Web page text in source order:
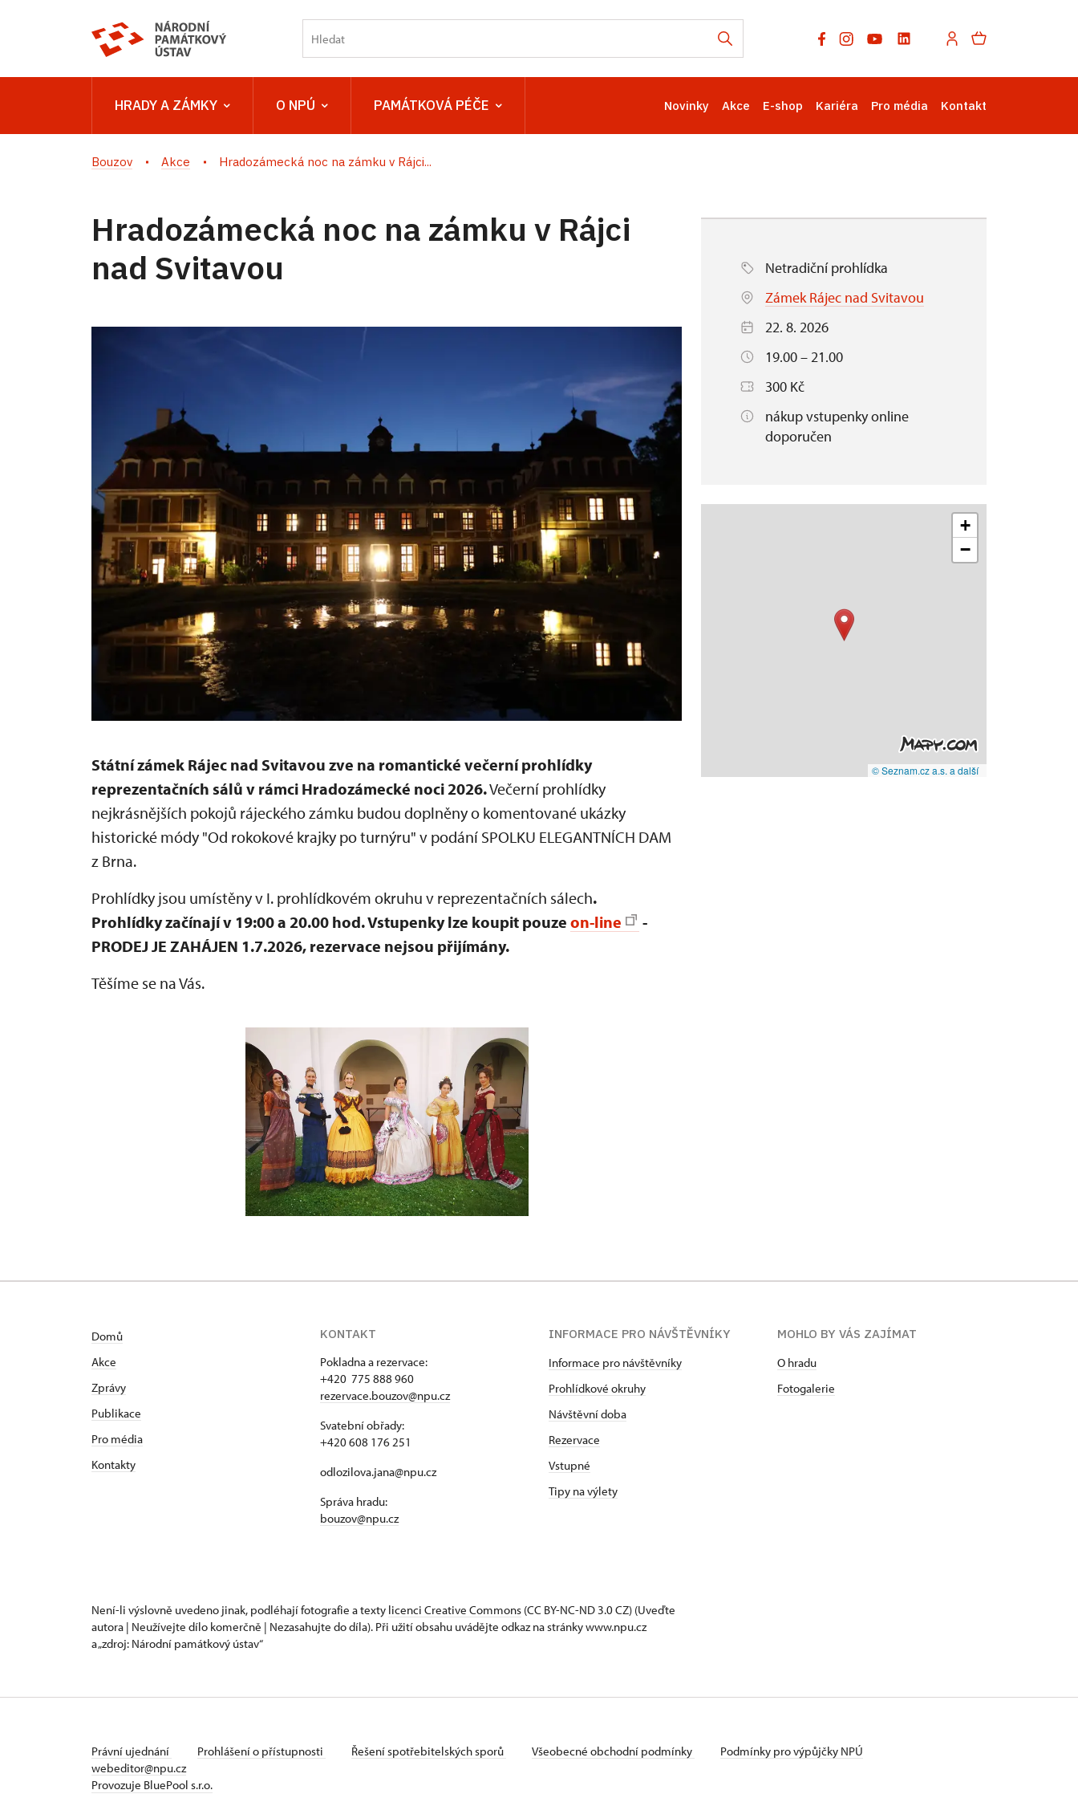
HRADY A ZÁMKY O NPÚ PAMÁTKOVÁ PÉČE Novinky Akce E-shop Kariéra Pro média Kontakt
Bouzov Akce Hradozámecká noc na zámku v Rájci...
Hradozámecká noc na zámku v Rájci
nad Svitavou
Státní zámek Rájec nad Svitavou zve na romantické večerní prohlídky
reprezentačních sálů v rámci Hradozámecké noci 2026.Večerní prohlídky
nejkrásnějších pokojů rájeckého zámku budou doplněny o komentované ukázky
historické módy "Od rokokové krajky po turnýru" v podání SPOLKU ELEGANTNÍCH DAM
z Brna.
Prohlídky jsou umístěny v I. prohlídkovém okruhu v reprezentačních sálech.
Prohlídkyzačínají v 19:00 a 20.00 hod.Vstupenky lze koupit pouze on-line
-
PRODEJ JE ZAHÁJEN 1.7.2026, rezervace nejsou přijímány.
Těšíme se na Vás.
Netradiční prohlídka
Zámek Rájec nad Svitavou
22. 8. 2026
19.00 – 21.00
300 Kč
nákup vstupenky online
doporučen
+
−
© Seznam.cz a.s. a další
Domů
Akce
Zprávy
Publikace
Pro média
Kontakty
KONTAKT
Pokladna a rezervace:
+420 775 888 960
rezervace.bouzov@npu.cz
Svatební obřady:
+420 608 176 251
odlozilova.jana@npu.cz
Správa hradu:
bouzov@npu.cz
INFORMACE PRO NÁVŠTĚVNÍKY
Informace pro návštěvníky
Prohlídkové okruhy
Návštěvní doba
Rezervace
Vstupné
Tipy na výlety
MOHLO BY VÁS ZAJÍMAT
O hradu
Fotogalerie
Není-li výslovně uvedeno jinak, podléhají fotografie a texty licenci Creative Commons (CC BY-NC-ND 3.0 CZ) (Uveďte
autora | Neužívejte dílo komerčně | Nezasahujte do díla). Při užití obsahu uvádějte odkaz na stránky www.npu.cz
a „zdroj: Národní památkový ústav“
Právní ujednání Prohlášení o přístupnosti Řešení spotřebitelských sporů Všeobecné obchodní podmínky
Podmínky pro výpůjčky NPÚ
webeditor@npu.cz
Provozuje BluePool s.r.o.